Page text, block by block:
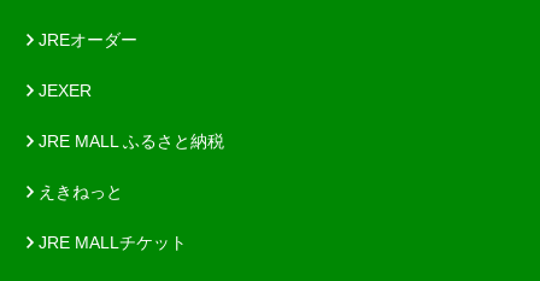
JREオーダー
JEXER
JRE MALL ふるさと納税
えきねっと
JRE MALLチケット